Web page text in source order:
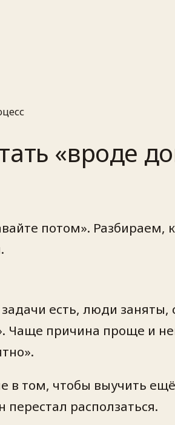
«вроде
потом». Разбираем,
есть, люди
Чаще причина проще и
в том, чтобы выучить
перестал расползаться.